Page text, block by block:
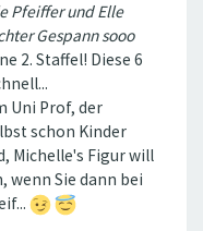
Pfeiffer und Elle
Gespann sooo
2. Staffel! Diese 6
Uni Prof, der
schon Kinder
Michelle's Figur will
Sie dann bei